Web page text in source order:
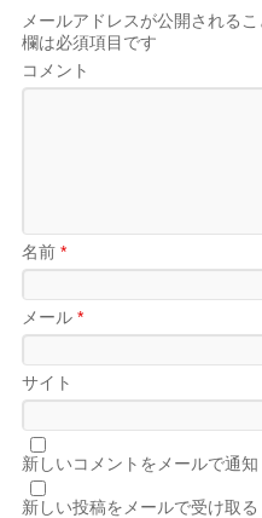
メールアドレスが公開されるこ
欄は必須項目です
コメント
名前*
メール*
サイト
新しいコメントをメールで通知
新しい投稿をメールで受け取る